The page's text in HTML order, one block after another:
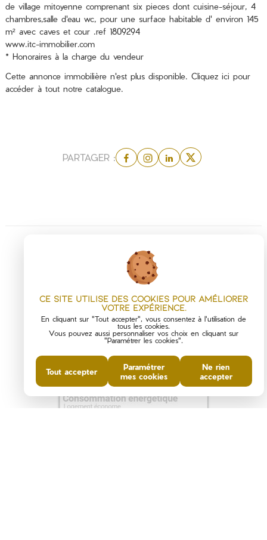
de village mitoyenne comprenant six pieces dont cuisine-séjour, 4
chambres,salle d'eau wc, pour une surface habitable d' environ 145
m² avec caves et cour .ref 1809294
www.itc-immobilier.com
* Honoraires à la charge du vendeur
Cette annonce immobilière n'est plus disponible. Cliquez ici pour
accéder à tout notre catalogue.
PARTAGER :
DIAGNOSTICS DE
PERFORMANCE ÉNERGÉTIQUE
Ce site utilise des cookies pour améliorer
votre expérience.
En cliquant sur "Tout accepter", vous consentez à l'utilisation de
tous les cookies.
Vous pouvez aussi personnaliser vos choix en cliquant sur
"Paramétrer les cookies".
Tout accepter
Paramétrer
mes cookies
Ne rien
accepter